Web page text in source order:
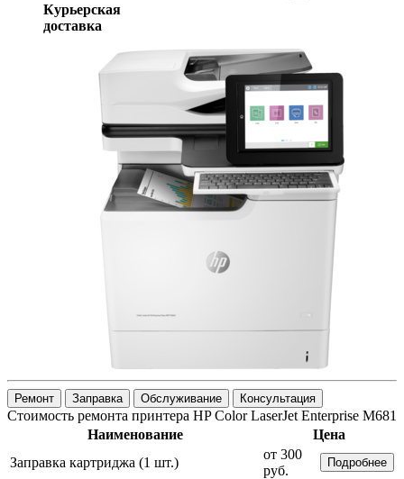
Курьерская
доставка
Ремонт Заправка Обслуживание Консультация
Стоимость ремонта принтера HP Color LaserJet Enterprise M681
Наименование
Цена
Заправка картриджа (1 шт.)
от 300
руб.
Подробнее